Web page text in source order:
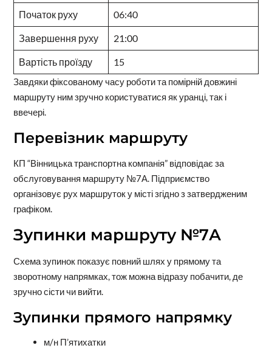
Початок руху 06:40
Завершення руху 21:00
Вартість проїзду 15
Завдяки фіксованому часу роботи та помірній довжині
маршруту ним зручно користуватися як уранці, так і
ввечері.
Перевізник маршруту
КП “Вінницька транспортна компанія” відповідає за
обслуговування маршруту №7А. Підприємство
організовує рух маршруток у місті згідно з затвердженим
графіком.
Зупинки маршруту №7А
Схема зупинок показує повний шлях у прямому та
зворотному напрямках, тож можна відразу побачити, де
зручно сісти чи вийти.
Зупинки прямого напрямку
м/н П’ятихатки